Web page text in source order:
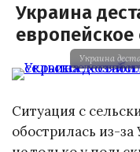
Украина
европейское
Украина
Ситуация с
обострилась из-